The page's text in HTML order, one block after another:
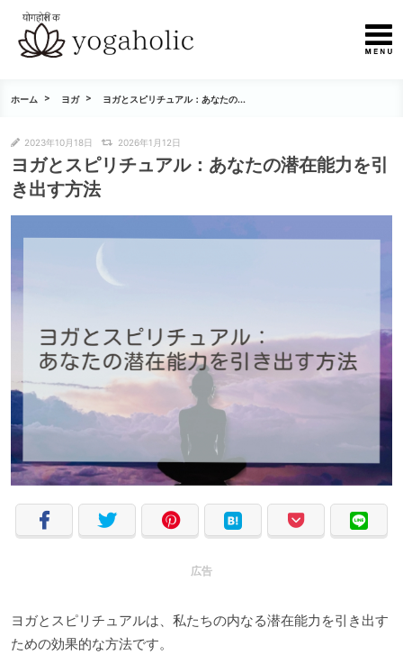
ホーム ヨガ ヨガとスピリチュアル：あなたの...
2023年10月18日 2026年1月12日
ヨガとスピリチュアル：あなたの潜在能力を引
き出す方法
広告
ヨガとスピリチュアルは、私たちの内なる潜在能力を引き出す
ための効果的な方法です。